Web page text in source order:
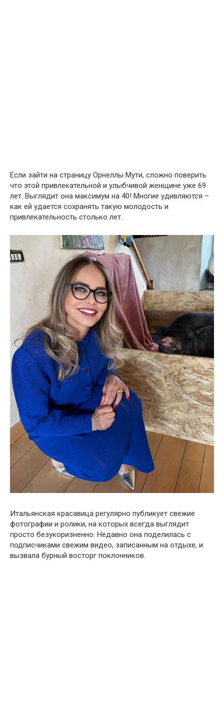
Если зайти на страницу Орнеллы Мути, сложно поверить
что этой привлекательной и улыбчивой женщине уже 69
лет. Выглядит она максимум на 40! Многие удивляются –
как ей удается сохранять такую молодость и
привлекательность столько лет.
Итальянская красавица регулярно публикует свежие
фотографии и ролики, на которых всегда выглядит
просто безукоризненно. Недавно она поделилась с
подписчиками свежим видео, записанным на отдыхе, и
вызвала бурный восторг поклонников.